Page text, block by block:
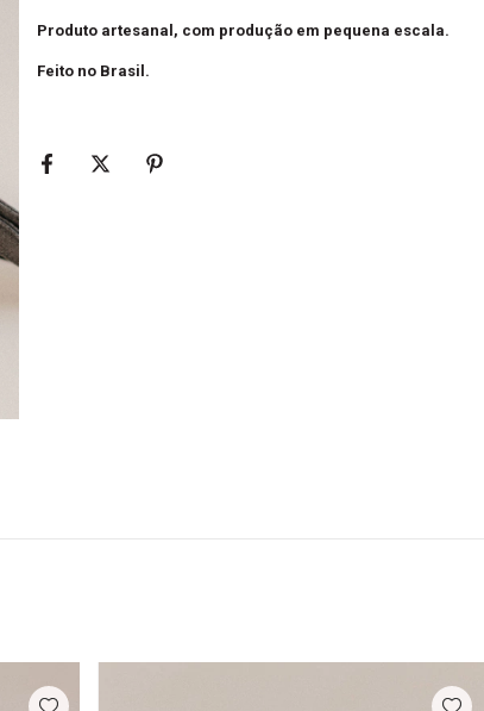
Produto artesanal, com produção em pequena escala.
Feito no Brasil.